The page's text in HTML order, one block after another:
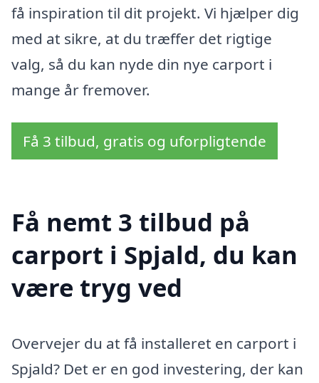
få inspiration til dit projekt. Vi hjælper dig
med at sikre, at du træffer det rigtige
valg, så du kan nyde din nye carport i
mange år fremover.
Få 3 tilbud, gratis og uforpligtende
Få nemt 3 tilbud på
carport i Spjald, du kan
være tryg ved
Overvejer du at få installeret en carport i
Spjald? Det er en god investering, der kan